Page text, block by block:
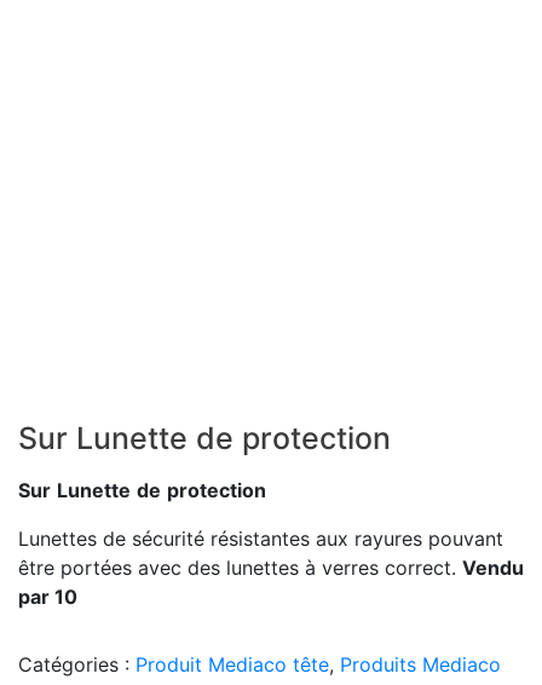
Sur Lunette de protection
Sur Lunette de protection
Lunettes de sécurité résistantes aux rayures pouvant
être portées avec des lunettes à verres correct. Vendu
par 10
Catégories : Produit Mediaco tête, Produits Mediaco